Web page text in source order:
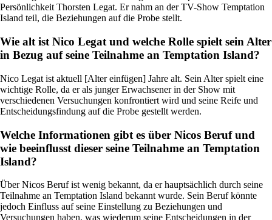
Persönlichkeit Thorsten Legat. Er nahm an der TV-Show Temptation
Island teil, die Beziehungen auf die Probe stellt.
Wie alt ist Nico Legat und welche Rolle spielt sein Alter
in Bezug auf seine Teilnahme an Temptation Island?
Nico Legat ist aktuell [Alter einfügen] Jahre alt. Sein Alter spielt eine
wichtige Rolle, da er als junger Erwachsener in der Show mit
verschiedenen Versuchungen konfrontiert wird und seine Reife und
Entscheidungsfindung auf die Probe gestellt werden.
Welche Informationen gibt es über Nicos Beruf und
wie beeinflusst dieser seine Teilnahme an Temptation
Island?
Über Nicos Beruf ist wenig bekannt, da er hauptsächlich durch seine
Teilnahme an Temptation Island bekannt wurde. Sein Beruf könnte
jedoch Einfluss auf seine Einstellung zu Beziehungen und
Versuchungen haben, was wiederum seine Entscheidungen in der